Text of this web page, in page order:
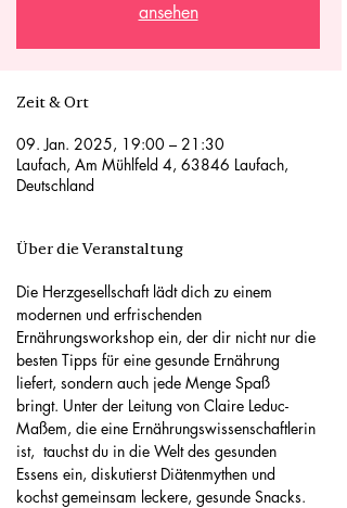
ansehen
Zeit & Ort
09. Jan. 2025, 19:00 – 21:30
Laufach, Am Mühlfeld 4, 63846 Laufach,
Deutschland
Über die Veranstaltung
Die Herzgesellschaft lädt dich zu einem
modernen und erfrischenden
Ernährungsworkshop ein, der dir nicht nur die
besten Tipps für eine gesunde Ernährung
liefert, sondern auch jede Menge Spaß
bringt. Unter der Leitung von Claire Leduc-
Maßem, die eine Ernährungswissenschaftlerin
ist,  tauchst du in die Welt des gesunden
Essens ein, diskutierst Diätenmythen und
kochst gemeinsam leckere, gesunde Snacks.